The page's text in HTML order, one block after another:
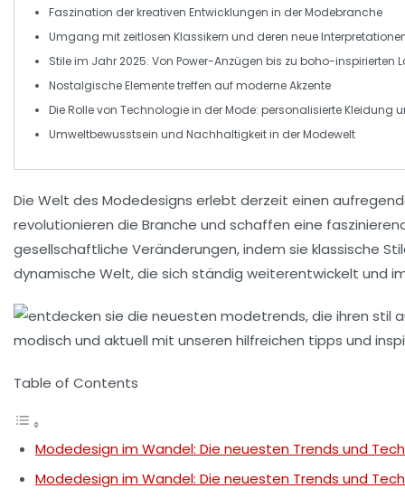
Faszination der kreativen Entwicklungen in der Modebranche
Umgang mit zeitlosen Klassikern und deren neue
Stile im Jahr2025: Von Power-Anzügen bis zu boho-inspirierten
Nostalgische Elementetreffen aufmoderne Akzente
Die Rolle von Technologiein derMode: personalisierte Kleidung
Umweltbewusstsein und Nachhaltigkeitin derModewelt
Die Welt des Modedesigns erlebt derzeit einen
revolutionieren die Branche und schaffen eine
gesellschaftliche Veränderungen, indem sie klassische
dynamische Welt, die sich ständig weiterentwickelt und
Table of Contents
Modedesign im Wandel: Die neuesten Trends und
Modedesign im Wandel: Die neuesten Trends und